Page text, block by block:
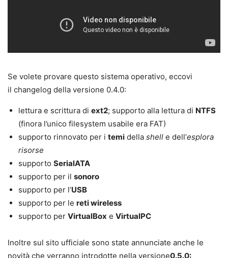
Se volete provare questo sistema operativo, eccovi
il changelog della versione 0.4.0:
lettura e scrittura di ext2; supporto alla lettura di NTFS
(finora l’unico filesystem usabile era FAT)
supporto rinnovato per i temi della shell e dell’esplora
risorse
supporto SerialATA
supporto per il sonoro
supporto per l’USB
supporto per le reti wireless
supporto per VirtualBox e VirtualPC
Inoltre sul sito ufficiale sono state annunciate anche le
novità che verranno introdotte nella versione0.5.0: